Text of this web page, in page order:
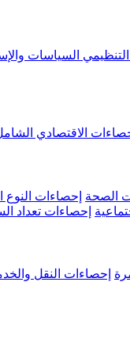
التنظيمي السياسات
الاقتصادي
الصحة إحصاءات النوع
إحصاءات تعداد
إحصاءات النقل